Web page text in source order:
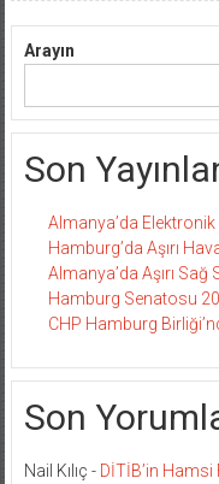
Arayın
Son
Almanya’da Elektronik
Hamburg’da Aşırı
Almanya’da Aşırı Sağ
Hamburg Senatosu
CHP Hamburg
Son
Nail Kılıç - DİTİB’in